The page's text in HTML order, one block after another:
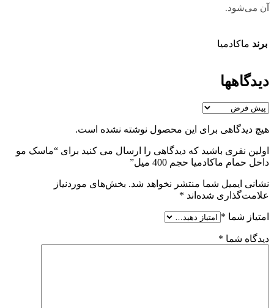
آن می‌شود.
برند ماکادمیا
دیدگاهها
هیچ دیدگاهی برای این محصول نوشته نشده است.
اولین نفری باشید که دیدگاهی را ارسال می کنید برای “ماسک مو
داخل حمام ماکادمیا حجم 400 میل”
نشانی ایمیل شما منتشر نخواهد شد. بخش‌های موردنیاز
علامت‌گذاری شده‌اند *
امتیاز شما *
دیدگاه شما *